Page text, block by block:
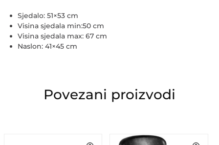
Sjedalo: 51×53 cm
Visina sjedala min:50 cm
Visina sjedala max: 67 cm
Naslon: 41×45 cm
Povezani proizvodi